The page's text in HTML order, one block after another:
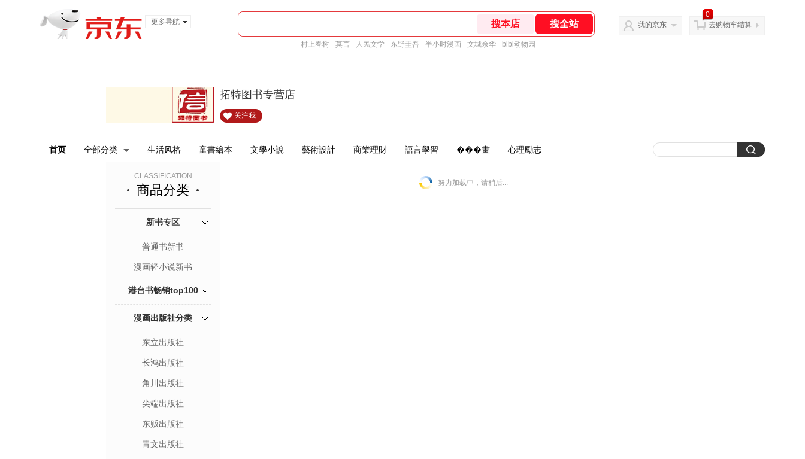
更多导航
村上春树 莫言 人民文学 东野圭吾 半小时漫画 文城余华 bibi动物园
我的京东
0
去购物车结算
拓特图书专营店
关注我
首页 全部分类 生活风格 童書繪本 文學小說 藝術設計 商業理財 語言學習 ���畫 心理勵志
CLASSIFICATION
商品分类
新书专区
普通书新书
漫画轻小说新书
港台书畅销top100
漫画出版社分类
东立出版社
长鸿出版社
角川出版社
尖端出版社
东贩出版社
青文出版社
努力加载中，请稍后...